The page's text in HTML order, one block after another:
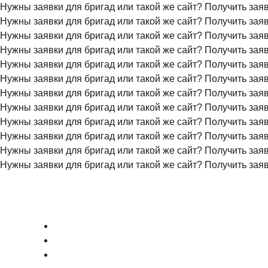
Нужны заявки для бригад или такой же сайт? Получить
Нужны заявки для бригад или такой же сайт? Получить
Нужны заявки для бригад или такой же сайт? Получить
Нужны заявки для бригад или такой же сайт? Получить
Нужны заявки для бригад или такой же сайт? Получить
Нужны заявки для бригад или такой же сайт? Получить
Нужны заявки для бригад или такой же сайт? Получить
Нужны заявки для бригад или такой же сайт? Получить
Нужны заявки для бригад или такой же сайт? Получить
Нужны заявки для бригад или такой же сайт? Получить
Нужны заявки для бригад или такой же сайт? Получить
Нужны заявки для бригад или такой же сайт? Получить